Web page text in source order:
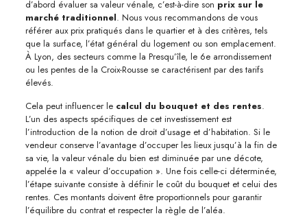
d’abord évaluer sa valeur vénale, c’est-à-dire son prix sur le
marché traditionnel. Nous vous recommandons de vous
référer aux prix pratiqués dans le quartier et à des critères, tels
que la surface, l’état général du logement ou son emplacement.
À Lyon, des secteurs comme la Presqu’île, le 6e arrondissement
ou les pentes de la Croix-Rousse se caractérisent par des tarifs
élevés.
Cela peut influencer lecalcul du bouquet et des rentes.
L’un des aspects spécifiques de cet investissement est
l’introduction de la notion de droit d’usage et d’habitation. Si le
vendeur conserve l’avantage d’occuper les lieux jusqu’à la fin de
sa vie, la valeur vénale du bien est diminuée par une décote,
appelée la « valeur d’occupation ». Une fois celle-ci déterminée,
l’étape suivante consiste à définir le coût du bouquet et celui des
rentes. Ces montants doivent être proportionnels pour garantir
l’équilibre du contrat et respecter la règle de l’aléa.